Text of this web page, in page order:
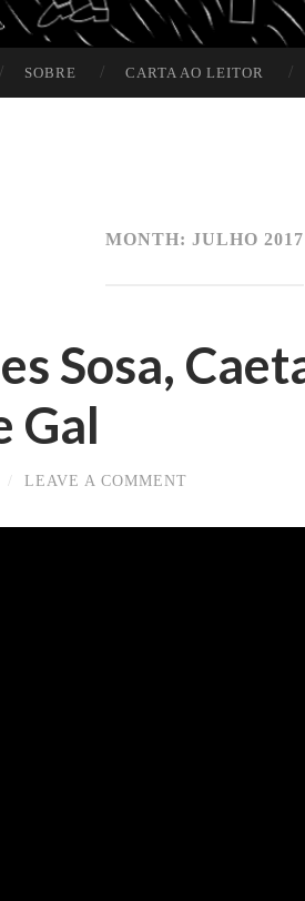
SOBRE CARTA AO LEITOR
MONTH: JULHO 2017
Sosa,
Gal
LEAVE A COMMENT